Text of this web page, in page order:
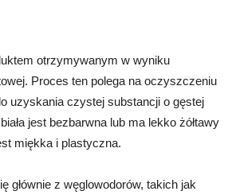
otrzymywanym w wyniku
Proces ten polega na oczyszczeniu
uzyskania czystej substancji o gęstej
jest bezbarwna lub ma lekko żółtawy
miękka i plastyczna.
głównie z węglowodorów, takich jak